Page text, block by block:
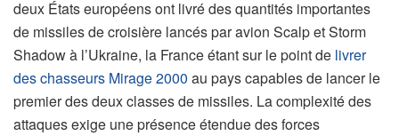
deux États européens ont livré des quantités importantes
de missiles de croisière lancés par avion Scalp et Storm
Shadow à l’Ukraine, la France étant sur le point de livrer
des chasseurs Mirage 2000 au pays capables de lancer le
premier des deux classes de missiles. La complexité des
attaques exige une présence étendue des forces